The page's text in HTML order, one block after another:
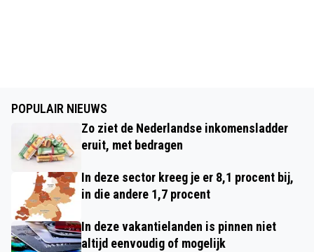
POPULAIR NIEUWS
Zo ziet de Nederlandse inkomensladder
eruit, met bedragen
In deze sector kreeg je er 8,1 procent bij,
in die andere 1,7 procent
In deze vakantielanden is pinnen niet
altijd eenvoudig of mogelijk